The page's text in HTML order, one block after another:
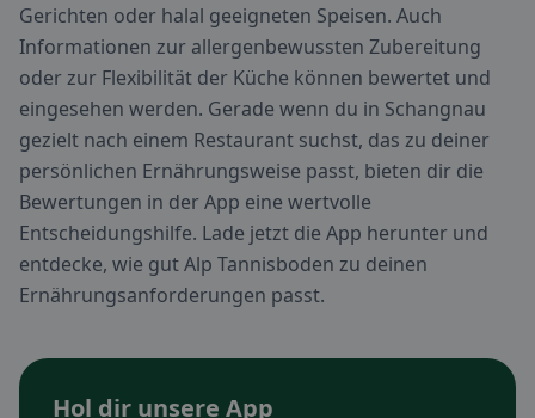
Gerichten oder halal geeigneten Speisen. Auch
Informationen zur allergenbewussten Zubereitung
oder zur Flexibilität der Küche können bewertet und
eingesehen werden. Gerade wenn du in Schangnau
gezielt nach einem Restaurant suchst, das zu deiner
persönlichen Ernährungsweise passt, bieten dir die
Bewertungen in der App eine wertvolle
Entscheidungshilfe. Lade jetzt die App herunter und
entdecke, wie gut Alp Tannisboden zu deinen
Ernährungsanforderungen passt.
Hol dir unsere App